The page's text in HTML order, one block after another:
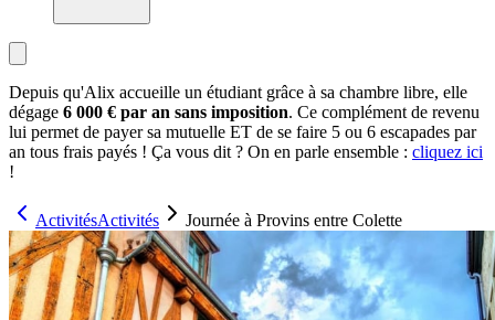
Depuis qu'Alix accueille un étudiant grâce à sa chambre libre, elle
dégage 6 000 € par an sans imposition. Ce complément de revenu
lui permet de payer sa mutuelle ET de se faire 5 ou 6 escapades par
an tous frais payés ! Ça vous dit ? On en parle ensemble : cliquez ici
!
ActivitésActivités Journée à Provins entre Colette